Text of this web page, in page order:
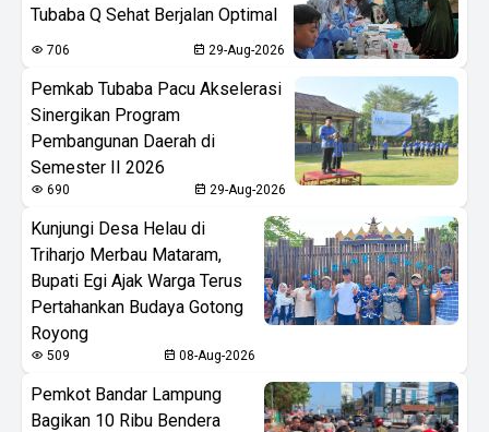
Tubaba Q Sehat Berjalan Optimal
706 29-Aug-2026
Pemkab Tubaba Pacu Akselerasi
Sinergikan Program
Pembangunan Daerah di
Semester II 2026
690 29-Aug-2026
Kunjungi Desa Helau di
Triharjo Merbau Mataram,
Bupati Egi Ajak Warga Terus
Pertahankan Budaya Gotong
Royong
509 08-Aug-2026
Pemkot Bandar Lampung
Bagikan 10 Ribu Bendera